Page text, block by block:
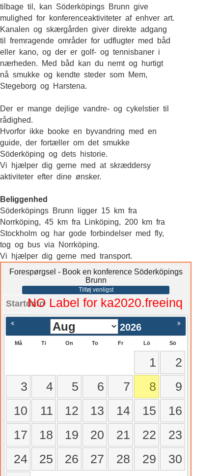
tilbage til, kan Söderköpings Brunn give
mulighed for konferenceaktiviteter af enhver art.
Kanalen og skærgården giver direkte adgang
til fremragende områder for udflugter med båd
eller kano, og der er golf- og tennisbaner i
nærheden. Med båd kan du nemt og hurtigt
nå smukke og kendte steder som Mem,
Stegeborg og Harstena.
Der er mange dejlige vandre- og cykelstier til
rådighed.
Hvorfor ikke booke en byvandring med en
guide, der fortæller om det smukke
Söderköping og dets historie.
Vi hjælper dig gerne med at skræddersy
aktiviteter efter dine ønsker.
Beliggenhed
Söderköpings Brunn ligger 15 km fra
Norrköping, 45 km fra Linköping, 200 km fra
Stockholm og har gode forbindelser med fly,
tog og bus via Norrköping.
Vi hjælper dig gerne med transport.
Forespørgsel - Book en konference Söderköpings
Brunn
Tilføj venligst
StartdatoNO Label for ka2020.freeinq
2026
Må Ti On To Fr Lö Sö
1
2
3
4 5 6 7 8
9
10
11 12 13 14 15
16
17
18 19 20 21 22
23
24
25 26 27 28 29
30